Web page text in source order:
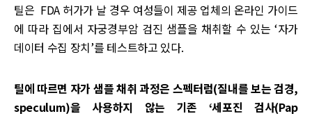
틸은 FDA 허가가 날 경우 여성들이 제공 업체의 온라인 가이드
에 따라 집에서 자궁경부암 검진 샘플을 채취할 수 있는 ‘자가
데이터 수집 장치’를 테스트하고 있다.
틸에 따르면 자가 샘플 채취 과정은 스펙터럼(질내를 보는 검경,
speculum)을 사용하지 않는 기존 ‘세포진 검사(Pap